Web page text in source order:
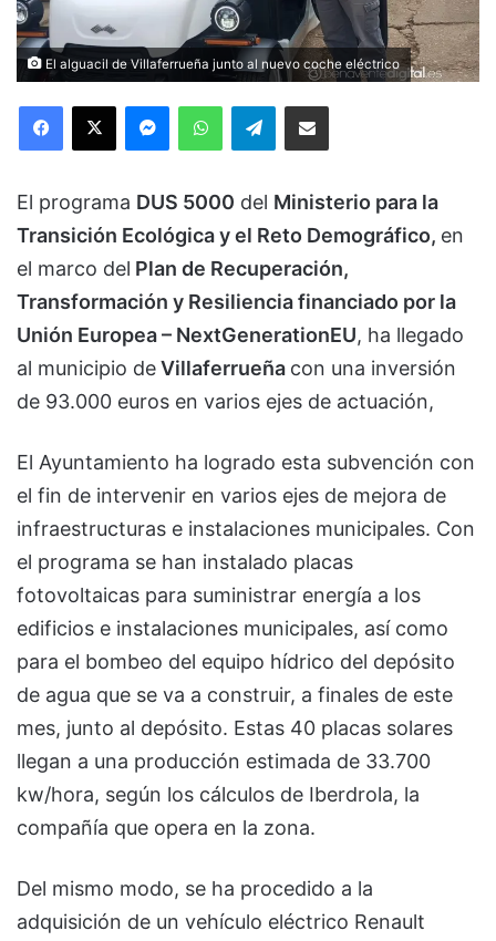
El alguacil de Villaferrueña junto al nuevo coche eléctrico
Facebook
X MessengerWhatsAppTelegramCompartir via Email
El programa DUS 5000 del Ministerio para la
Transición Ecológica y el Reto Demográfico, en
el marco del Plan de Recuperación,
Transformación y Resiliencia financiado por la
Unión Europea – NextGenerationEU, ha llegado
al municipio deVillaferrueña con una inversión
de 93.000 euros en varios ejes de actuación,
El Ayuntamiento ha logrado esta subvención con
el fin de intervenir en varios ejes de mejora de
infraestructuras e instalaciones municipales. Con
el programa se han instalado placas
fotovoltaicas para suministrar energía a los
edificios e instalaciones municipales, así como
para el bombeo del equipo hídrico del depósito
de agua que se va a construir, a finales de este
mes, junto al depósito. Estas 40 placas solares
llegan a una producción estimada de 33.700
kw/hora, según los cálculos de Iberdrola, la
compañía que opera en la zona.
Del mismo modo, se ha procedido a la
adquisición de un vehículo eléctrico Renault